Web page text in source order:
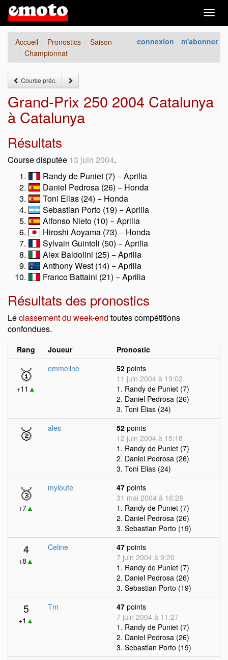
connexion m'abonner
Accueil Pronostics
Saison
Championnat
Course préc.
Grand-Prix 250 2004 Catalunya
à Catalunya
Résultats
Course disputée 13 juin 2004.
Randy de Puniet (7) − Aprilia
Daniel Pedrosa (26) − Honda
Toni Elias (24) − Honda
Sebastian Porto (19) − Aprilia
Alfonso Nieto (10) − Aprilia
Hiroshi Aoyama (73) − Honda
Sylvain Guintoli (50) − Aprilia
Alex Baldolini (25) − Aprilia
Anthony West (14) − Aprilia
Franco Battaini (21) − Aprilia
Résultats des pronostics
Leclassement du week-end toutes compétitions
confondues.
Rang Joueur Pronostic
🥇
+11 ▲
emmeline 52 points
11 juin 2004 à 19:02
1. Randy de Puniet (7)
2. Daniel Pedrosa (26)
3. Toni Elias (24)
🥈 ales 52 points
12 juin 2004 à 15:18
1. Randy de Puniet (7)
2. Daniel Pedrosa (26)
3. Toni Elias (24)
🥉
+7▲
myloute 47 points
31 mai 2004 à 16:28
1. Randy de Puniet (7)
2. Daniel Pedrosa (26)
3. Sebastian Porto (19)
4
+8 ▲
Celine 47 points
7 juin 2004 à 9:20
1. Randy de Puniet (7)
2. Daniel Pedrosa (26)
3. Sebastian Porto (19)
5
+1 ▲
Tm 47 points
7 juin 2004 à 11:27
1. Randy de Puniet (7)
2. Daniel Pedrosa (26)
3. Sebastian Porto (19)